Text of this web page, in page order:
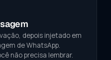
depois injetado em
de WhatsApp.
não precisa lembrar.